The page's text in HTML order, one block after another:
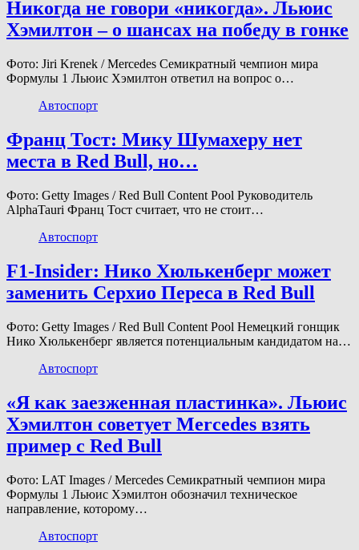
Никогда не говори «никогда». Льюис
Хэмилтон – о шансах на победу в гонке
Фото: Jiri Krenek / Mercedes Семикратный чемпион мира
Формулы 1 Льюис Хэмилтон ответил на вопрос о…
Автоспорт
Франц Тост: Мику Шумахеру нет
места в Red Bull, но…
Фото: Getty Images / Red Bull Content Pool Руководитель
AlphaTauri Франц Тост считает, что не стоит…
Автоспорт
F1-Insider: Нико Хюлькенберг может
заменить Серхио Переса в Red Bull
Фото: Getty Images / Red Bull Content Pool Немецкий гонщик
Нико Хюлькенберг является потенциальным кандидатом на…
Автоспорт
«Я как заезженная пластинка». Льюис
Хэмилтон советует Mercedes взять
пример с Red Bull
Фото: LAT Images / Mercedes Семикратный чемпион мира
Формулы 1 Льюис Хэмилтон обозначил техническое
направление, которому…
Автоспорт